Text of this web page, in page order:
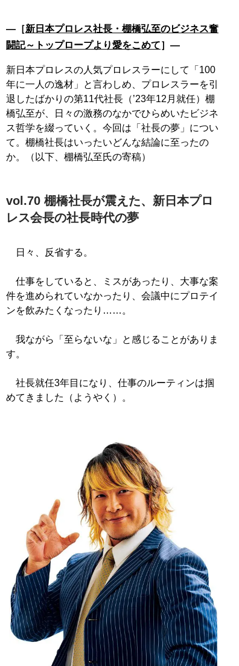
―［新日本プロレス社長・棚橋弘至のビジネス奮
闘記～トップロープより愛をこめて］―
新日本プロレスの人気プロレスラーにして「100
年に一人の逸材」と言わしめ、プロレスラーを引
退したばかりの第11代社長（’23年12月就任）棚
橋弘至が、日々の激務のなかでひらめいたビジネ
ス哲学を綴っていく。今回は「社長の夢」につい
て。棚橋社長はいったいどんな結論に至ったの
か。（以下、棚橋弘至氏の寄稿）
vol.70 棚橋社長が震えた、新日本プロ
レス会長の社長時代の夢
日々、反省する。
仕事をしていると、ミスがあったり、大事な案
件を進められていなかったり、会議中にプロテイ
ンを飲みたくなったり……。
我ながら「至らないな」と感じることがありま
す。
社長就任3年目になり、仕事のルーティンは掴
めてきました（ようやく）。